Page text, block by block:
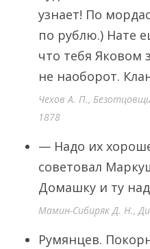
узнает! По
по рублю.) Нате
что тебя Яковом
не наоборот.
Чехов А. П.,
1878
— Надо их
советовал
Домашку и ту
Мамин-Сибиряк Д. Н.,
Румянцев.